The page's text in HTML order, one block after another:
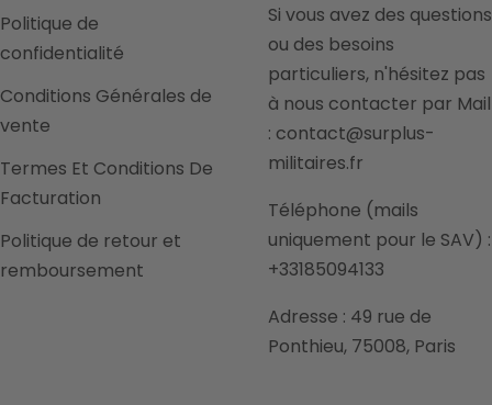
Politique de
confidentialité
Conditions Générales de
vente
Termes Et Conditions De
Facturation
Politique de retour et
remboursement
Si vous avez des questions
ou des besoins
particuliers, n'hésitez pas
à nous contacter par Mail
: contact@surplus-
militaires.fr
Téléphone (mails
uniquement pour le SAV) :
+33185094133
Adresse : 49 rue de
Ponthieu, 75008, Paris